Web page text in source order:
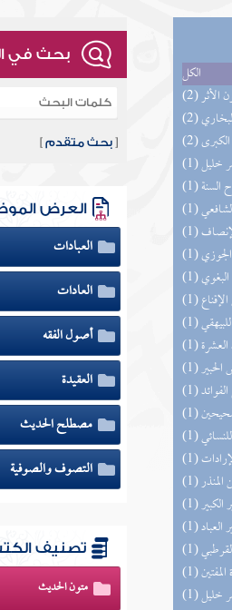
الكل
الأثر
الكبرى
خليل
السنة
البغوي
للبيهقي
العشرة
الحبير
المنذر
الكبير
خليل
بحث في
[بحث متقدم ]
العرض
العبادات
العادات
أصول الفقه
العقيدة
مصطلح الحديث
التصوف والصوفية
تصنيف
متون الحديث